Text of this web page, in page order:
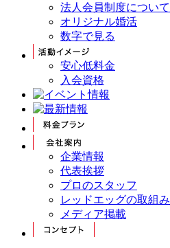
法人会員制度について
オリジナル婚活
数字で見る
安心低料金
入会資格
企業情報
代表挨拶
プロのスタッフ
レッドエッグの取組み
メディア掲載